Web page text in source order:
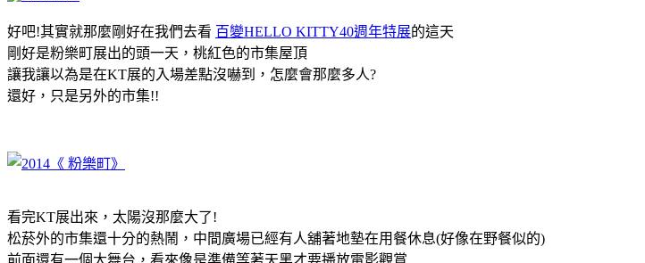
好吧!其實就那麼剛好在我們去看 百變HELLO KITTY40週年特展的這天
剛好是粉樂町展出的頭一天，桃紅色的市集屋頂
讓我讓以為是在KT展的入場差點沒嚇到，怎麼會那麼多人?
還好，只是另外的市集!!
看完KT展出來，太陽沒那麼大了!
松菸外的市集還十分的熱鬧，中間廣場已經有人舖著地墊在用餐休息(好像在野餐似的)
前面還有一個大舞台，看來像是準備等著天黑才要播放電影觀賞